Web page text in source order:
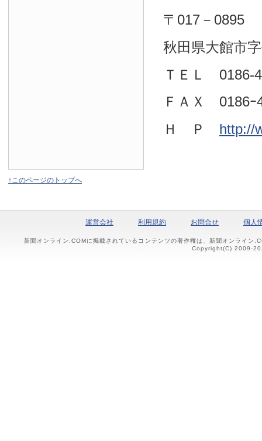
〒017－0895
秋田県大館市
ＴＥＬ 0186-
ＦＡＸ 0186ｰ
Ｈ Ｐ http://
↑このページのトップへ
運営会社 利用規約 お問合せ 個人
新聞オンライン.COMに掲載されているコンテンツの著作権は、新聞オンライン
Copyright(C) 2009-